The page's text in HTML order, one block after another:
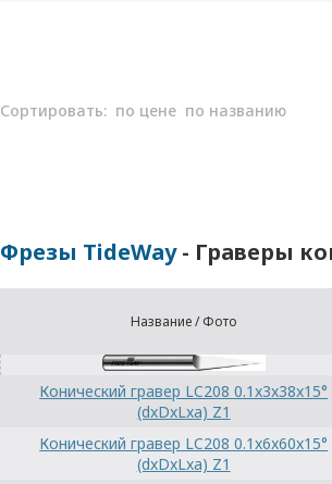
Сортировать: по цене по названию
Фрезы TideWay- Граверы
Название / Фото
Конический гравер LC208 0.1x3x38x15°
(dxDxLxa) Z1
Конический гравер LC208 0.1x6x60x15°
(dxDxLxa) Z1